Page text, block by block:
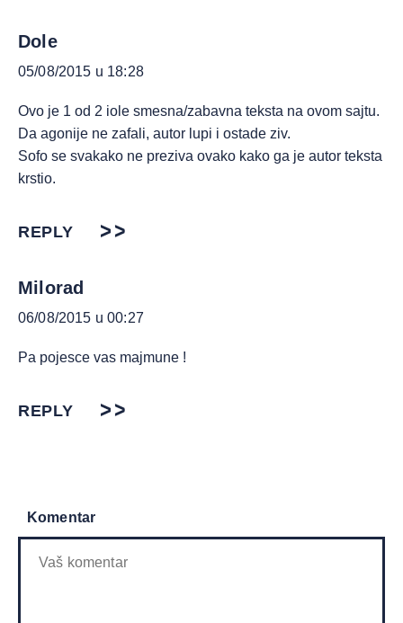
Dole
05/08/2015 u 18:28
Ovo je 1 od 2 iole smesna/zabavna teksta na ovom sajtu.
Da agonije ne zafali, autor lupi i ostade ziv.
Sofo se svakako ne preziva ovako kako ga je autor teksta
krstio.
REPLY
Milorad
06/08/2015 u 00:27
Pa pojesce vas majmune !
REPLY
Komentar